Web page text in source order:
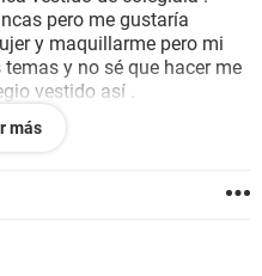
pero me gustaría
y maquillarme pero mi
y no sé que hacer me
vestido así .
lo de la falda y me
y me sonroje . Bueno
más